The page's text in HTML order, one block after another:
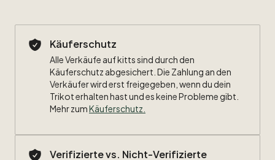
Käuferschutz
Alle Verkäufe auf kitts sind durch den
Käuferschutz abgesichert. Die Zahlung an den
Verkäufer wird erst freigegeben, wenn du dein
Trikot erhalten hast und es keine Probleme gibt.
Mehr zumKäuferschutz
Verifizierte vs. Nicht-Verifizierte